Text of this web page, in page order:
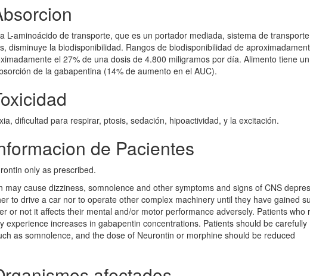
L-aminoácido de transporte, que es un portador mediada, sistema de transporte
disminuye la biodisponibilidad. Rangos de biodisponibilidad de
el 27% de una dosis de 4.800 miligramos por día. Alimento tiene
de la gabapentina (14% de aumento en el AUC).
dificultad para respirar, ptosis, sedación, hipoactividad, y la excitación.
de Pacientes
only as prescribed.
cause dizziness, somnolence and other symptoms and signs of CNS
to drive a car nor to operate other complex machinery until they have gained
or not it affects their mental and/or motor performance adversely. Patients who
experience increases in gabapentin concentrations. Patients should be carefully
as somnolence, and the dose of Neurontin or morphine should be reduced